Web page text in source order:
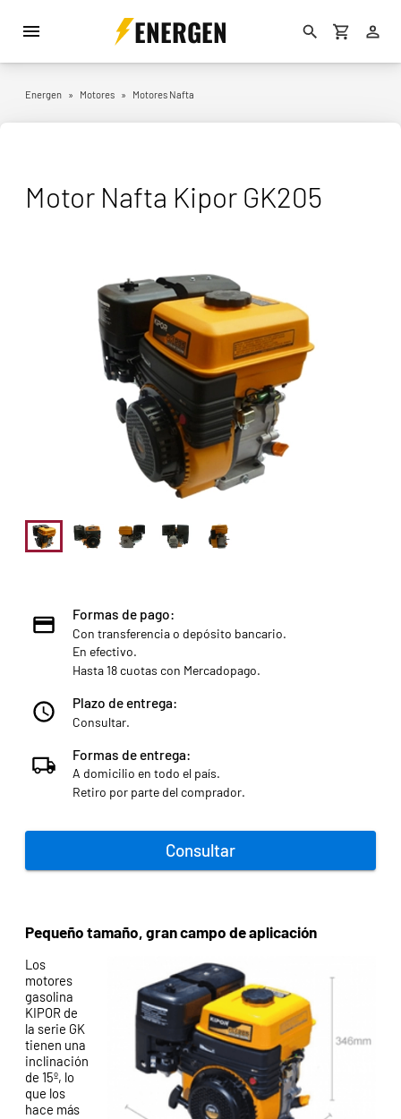
ENERGEN
Energen » Motores » Motores Nafta
Motor Nafta Kipor GK205
Formas de pago:
Con transferencia o depósito bancario.
En efectivo.
Hasta 18 cuotas con Mercadopago.
Plazo de entrega:
Consultar.
Formas de entrega:
A domicilio en todo el país.
Retiro por parte del comprador.
Consultar
Pequeño tamaño, gran campo de aplicación
Los
motores
gasolina
KIPOR de
la serie GK
tienen una
inclinación
de 15º, lo
que los
hace más